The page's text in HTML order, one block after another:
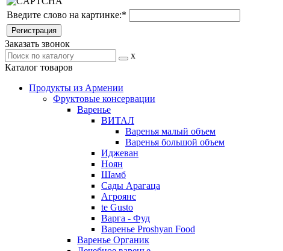
Введите слово на картинке:*
Заказать звонок
x
Каталог товаров
Продукты из Армении
Фруктовые консервации
Варенье
ВИТАЛ
Варенья малый объем
Варенья большой объем
Иджеван
Ноян
Шамб
Сады Арагаца
Агроянс
te Gusto
Варга - Фуд
Варенье Proshyan Food
Варенье Органик